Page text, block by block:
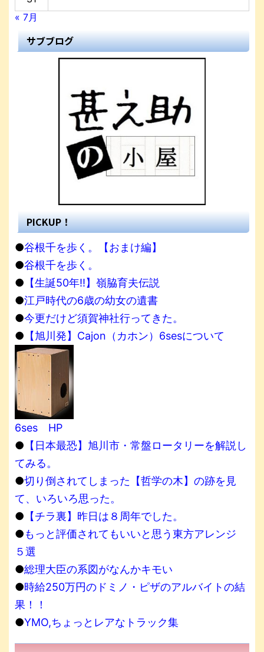
« 7月
サブブログ
PICKUP！
●谷根千を歩く。【おまけ編】
●谷根千を歩く。
● 【生誕50年!!】嶺脇育夫伝説
●江戸時代の6歳の幼女の遺書
●今更だけど須賀神社行ってきた。
● 【旭川発】Cajon（カホン）6sesについて
6ses HP
● 【日本最恐】旭川市・常盤ロータリーを解説し
てみる。
●切り倒されてしまった【哲学の木】の跡を見
て、いろいろ思った。
● 【チラ裏】昨日は８周年でした。
●もっと評価されてもいいと思う東方アレンジ
５選
●総理大臣の系図がなんかキモい
●時給250万円のドミノ・ピザのアルバイトの結
果！！
●YMO,ちょっとレアなトラック集